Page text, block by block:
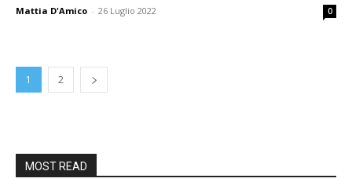
Mattia D'Amico - 26 Luglio 2022 0
1 2
MOST READ